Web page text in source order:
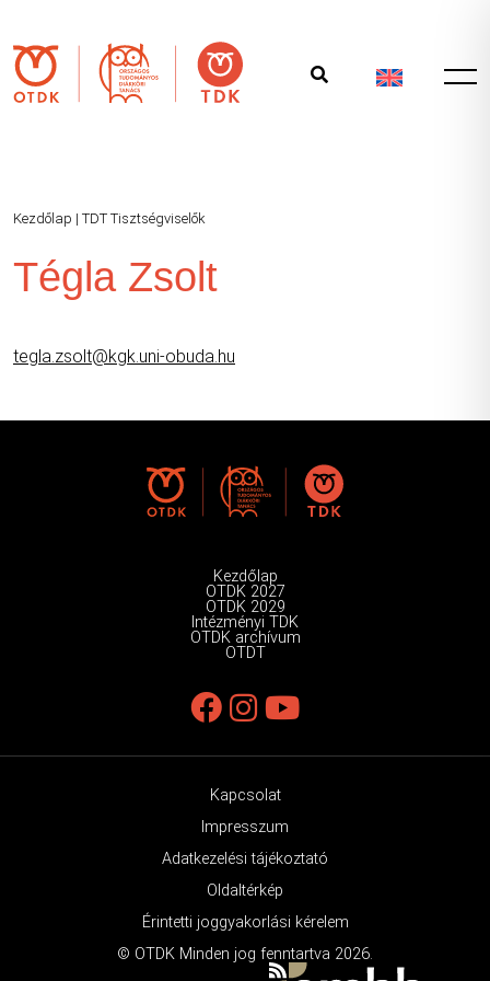
Kezdőlap | TDT Tisztségviselők
Tégla Zsolt
tegla.zsolt@kgk.uni-obuda.hu
Kezdőlap
OTDK 2027
OTDK 2029
Intézményi TDK
OTDK archívum
OTDT
Kapcsolat
Impresszum
Adatkezelési tájékoztató
Oldaltérkép
Érintetti joggyakorlási kérelem
© OTDK Minden jog fenntartva 2026.